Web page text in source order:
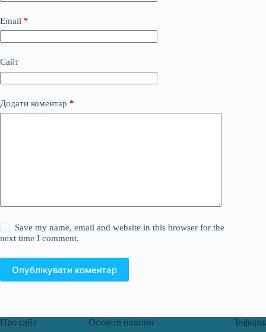
Email *
Сайт
Додати коментар *
Save my name, email and website in this browser for the
next time I comment.
Опублікувати коментар
Про сайт Останні новини